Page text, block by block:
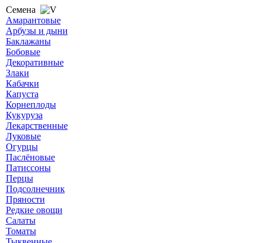
Семена
Амарантовые
Арбузы и дыни
Баклажаны
Бобовые
Декоративные
Злаки
Кабачки
Капуста
Корнеплоды
Кукуруза
Лекарственные
Луковые
Огурцы
Паслёновые
Патиссоны
Перцы
Подсолнечник
Пряности
Редкие овощи
Салаты
Томаты